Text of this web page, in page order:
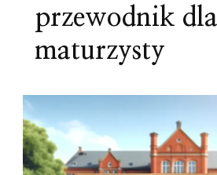
przewodnik dla
maturzysty